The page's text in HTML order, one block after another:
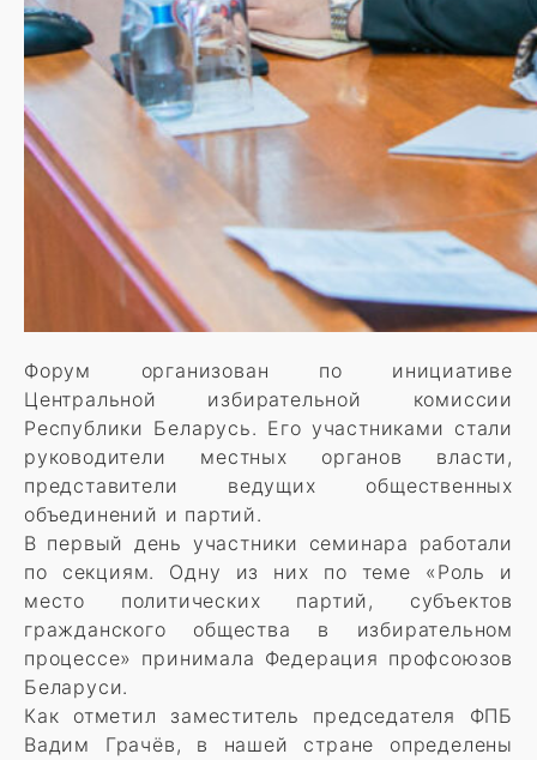
Форум организован по инициативе
Центральной избирательной комиссии
Республики Беларусь. Его участниками стали
руководители местных органов власти,
представители ведущих общественных
объединений и партий.
В первый день участники семинара работали
по секциям. Одну из них по теме «Роль и
место политических партий, субъектов
гражданского общества в избирательном
процессе» принимала Федерация профсоюзов
Беларуси.
Как отметил заместитель председателя ФПБ
Вадим Грачёв, в нашей стране определены